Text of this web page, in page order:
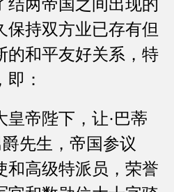
结两帝国之间出现的
保持双方业已存有但
的和平友好关系，特
：
陛下，让·巴蒂
先生，帝国参议
和高级特派员，荣誉